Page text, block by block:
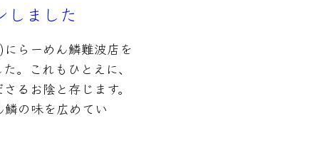
しました
らーめん鱗難波店を
。これもひとえに、
るお陰と存じます。
鱗の味を広めてい